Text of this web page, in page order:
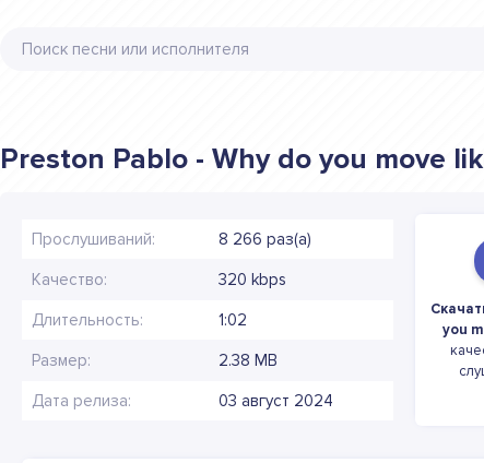
Preston Pablo - Why do you move
Прослушиваний: 8 266 раз(а)
Качество: 320 kbps
Длительность: 1:02
Размер: 2.38 MB
Дата релиза: 03 август 2024
you